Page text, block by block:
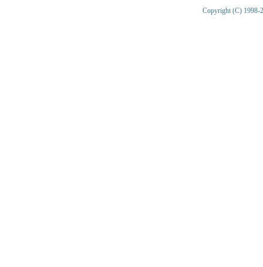
Copyright (C) 1998-